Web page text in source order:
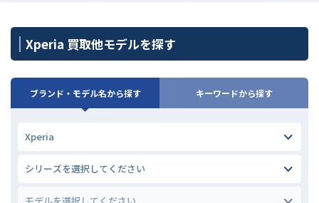
Xperia 買取他モデルを探す
ブランド・モデル名から探す キーワードから探す